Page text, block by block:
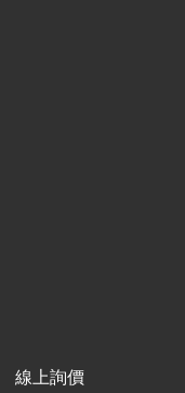
線上詢價